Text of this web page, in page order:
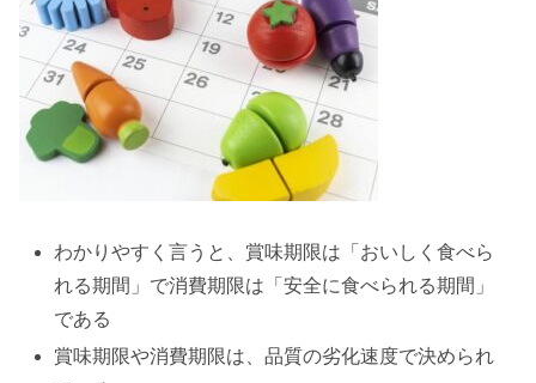
わかりやすく言うと、賞味期限は「おいしく食べら
れる期間」で消費期限は「安全に食べられる期間」
である
賞味期限や消費期限は、品質の劣化速度で決められ